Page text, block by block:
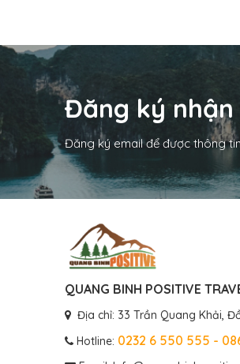
Đăng ký
Đăng ký email để được thông
QUANG BINH POSITIVE
Địa chỉ: 33 Trần Quang Khải,
Hotline: 0232 6 550 555 -